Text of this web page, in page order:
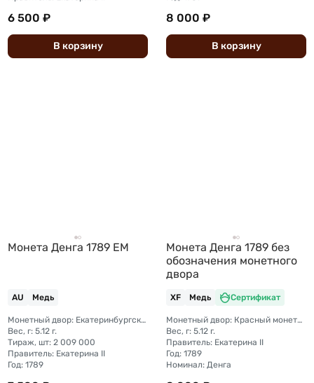
6 500 ₽
В корзину
8 000 ₽
В корзину
Монета Денга 1789 ЕМ
AU Медь
Монетный двор: Екатеринбургский монетный двор
Вес, г: 5.12 г.
Тираж, шт: 2 009 000
Правитель: Екатерина II
Год: 1789
Монета Денга 1789 без
обозначения монетного
двора
XF Медь Сертификат
Монетный двор: Красный монетный двор (Москва)
Вес, г: 5.12 г.
Правитель: Екатерина II
Год: 1789
Номинал: Денга